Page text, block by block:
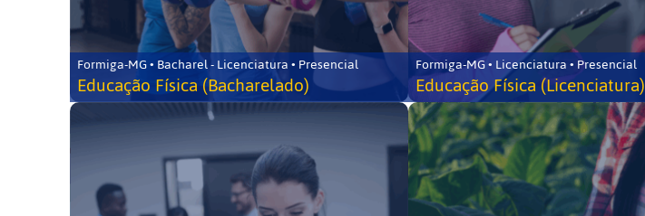
Formiga-MG • Bacharel - Licenciatura • Presencial
Educação Física (Bacharelado)
Formiga-MG • Licenciatura • Presencial
Educação Física (Licenciatura)